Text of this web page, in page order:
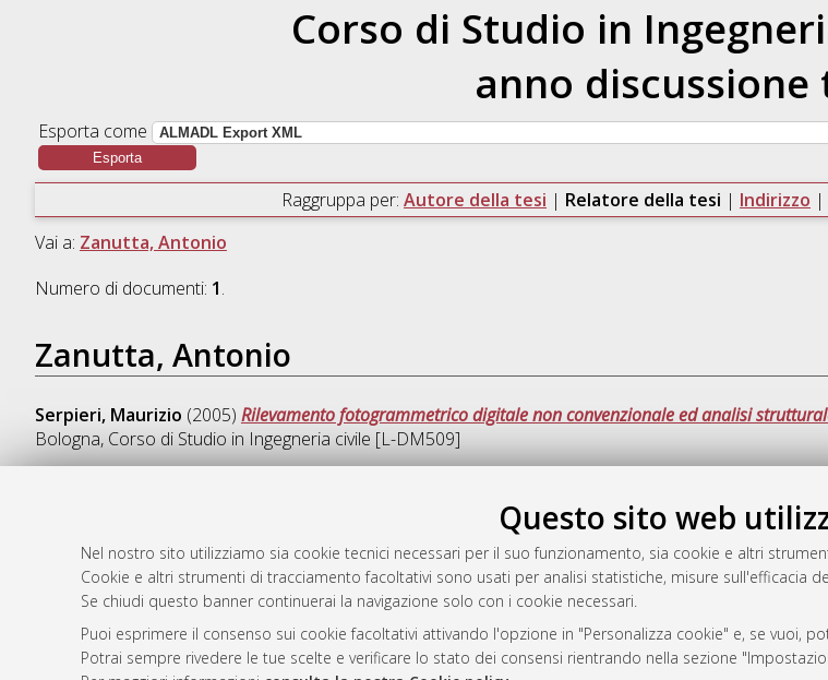
Questo sito web
Nel nostro sito utilizziamo sia cookie tecnici necessari per il suo funzionamento, sia cookie e altri
Cookie e altri strumenti di tracciamento facoltativi sono usati per analisi statistiche, misure sull'efficacia
Se chiudi questo banner continuerai la navigazione solo con i cookie necessari.
Puoi esprimere il consenso sui cookie facoltativi attivando l'opzione in "Personalizza cookie" e, se vuoi,
Potrai sempre rivedere le tue scelte e verificare lo stato dei consensi rientrando nella sezione
Corso di Studio in
anno discussione
Esporta come
Raggruppa per: Autore della tesi | Relatore della tesi | Indirizzo |
Vai a: Zanutta, Antonio
Numero di documenti: 1.
Zanutta, Antonio
Serpieri, Maurizio (2005) Rilevamento fotogrammetrico digitale non convenzionale ed analisi
Bologna, Corso di Studio in Ingegneria civile [L-DM509]
Atom
Rss 1.0
Rss 2.0
AMS Laurea
Servizio implementato e gestito daAlmaDL
Impostazioni Cookie
Informativa sulla privacy
Condizioni d’uso del sito